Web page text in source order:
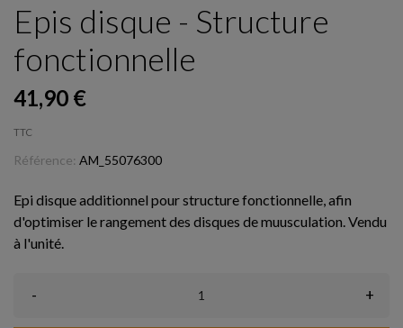
Epis disque - Structure
fonctionnelle
41,90 €
TTC
Référence: AM_55076300
Epi disque additionnel pour structure fonctionnelle, afin
d'optimiser le rangement des disques de muusculation. Vendu
à l'unité.
- +